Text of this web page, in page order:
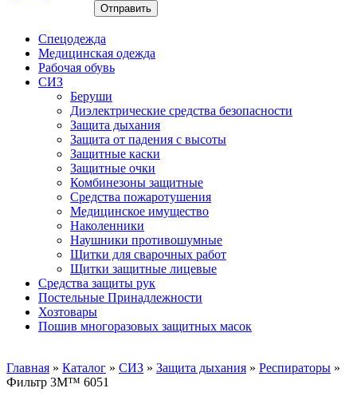
Спецодежда
Медицинская одежда
Рабочая обувь
СИЗ
Беруши
Диэлектрические средства безопасности
Защита дыхания
Защита от падения с высоты
Защитные каски
Защитные очки
Комбинезоны защитные
Средства пожаротушения
Медицинское имущество
Наколенники
Наушники противошумные
Щитки для сварочных работ
Щитки защитные лицевые
Средства защиты рук
Постельные Принадлежности
Хозтовары
Пошив многоразовых защитных масок
Главная » Каталог » СИЗ » Защита дыхания » Респираторы »
Фильтр 3М™ 6051